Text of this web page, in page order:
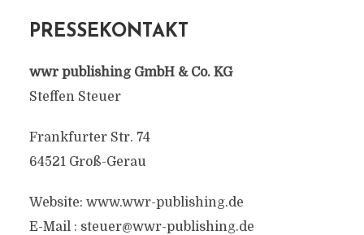
PRESSEKONTAKT
wwr publishing GmbH & Co. KG
Steffen Steuer
Frankfurter Str. 74
64521 Groß-Gerau
Website: www.wwr-publishing.de
E-Mail : steuer@wwr-publishing.de